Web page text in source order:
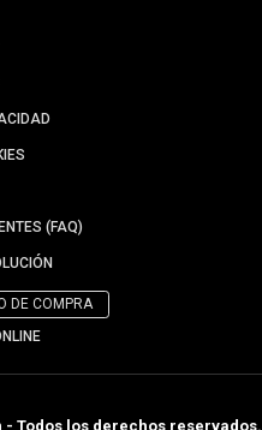
(FAQ)
DE COMPRA
- Todos los derechos reservados.